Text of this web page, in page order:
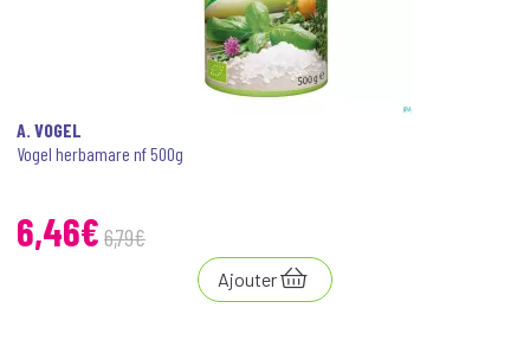
A. VOGEL
Vogel herbamare nf 500g
6,46€ 6,79€
Ajouter